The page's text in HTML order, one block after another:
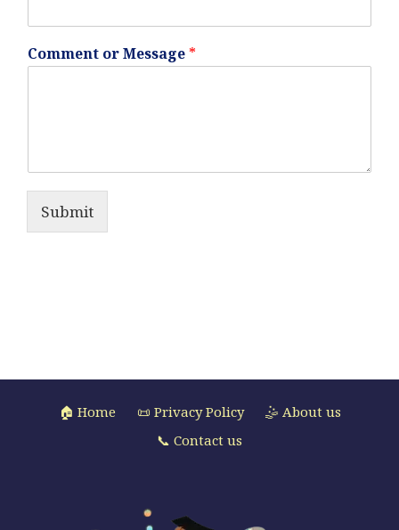
Comment or Message *
Submit
🏠 Home 📜 Privacy Policy
🤹 About us
📞 Contact us